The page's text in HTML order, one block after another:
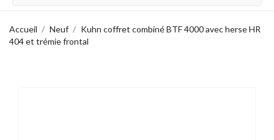
Accueil Neuf
Kuhn coffret combiné BTF 4000 avec herse HR
404 et trémie frontal